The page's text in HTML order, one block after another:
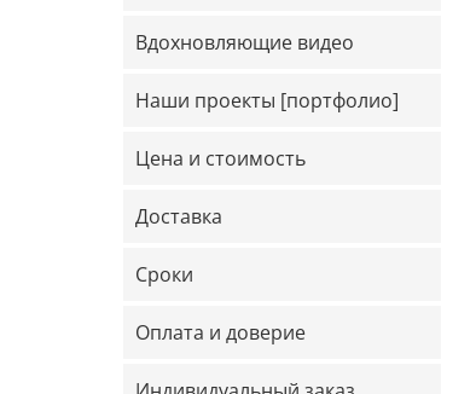
Вдохновляющие видео
Наши проекты [портфолио]
Цена и стоимость
Доставка
Сроки
Оплата и доверие